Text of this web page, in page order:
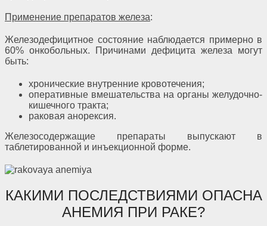
Применение препаратов железа:
Железодефицитное состояние наблюдается примерно в
60% онкобольных. Причинами дефицита железа могут
быть:
хронические внутренние кровотечения;
оперативные вмешательства на органы желудочно-
кишечного тракта;
раковая анорексия.
Железосодержащие препараты выпускают в
таблетированной и инъекционной форме.
КАКИМИ ПОСЛЕДСТВИЯМИ ОПАСНА
АНЕМИЯ ПРИ РАКЕ?